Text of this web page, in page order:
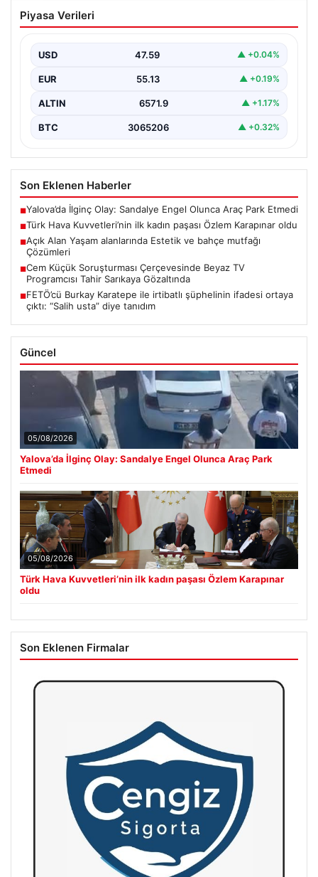
Türk Hava Kuvvetleri’nin ilk kadın
paşası Özlem Karapınar oldu
Piyasa Verileri
USD 47.59 ▲ +0.04%
EUR 55.13 ▲ +0.19%
ALTIN 6571.9 ▲ +1.17%
BTC 3065206 ▲ +0.32%
Son Eklenen Haberler
■Yalova’da İlginç Olay: Sandalye Engel Olunca Araç Park Etmedi
■Türk Hava Kuvvetleri’nin ilk kadın paşası Özlem Karapınar oldu
■Açık Alan Yaşam alanlarında Estetik ve bahçe mutfağı
Çözümleri
■Cem Küçük Soruşturması Çerçevesinde Beyaz TV
Programcısı Tahir Sarıkaya Gözaltında
■FETÖ’cü Burkay Karatepe ile irtibatlı şüphelinin ifadesi ortaya
çıktı: “Salih usta” diye tanıdım
Güncel
05/08/2026
Yalova’da İlginç Olay: Sandalye Engel Olunca Araç Park
Etmedi
05/08/2026
Türk Hava Kuvvetleri’nin ilk kadın paşası Özlem Karapınar
oldu
Son Eklenen Firmalar